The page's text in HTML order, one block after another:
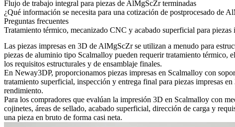
Flujo de trabajo integral para piezas de AlMgScZr terminadas
¿Qué información se necesita para una cotización de postprocesado de
Preguntas frecuentes
Tratamiento térmico, mecanizado CNC y acabado superficial para
Las piezas impresas en 3D de AlMgScZr se utilizan a menudo para
piezas de aluminio tipo Scalmalloy pueden requerir tratamiento térmico,
los requisitos estructurales y de ensamblaje finales.
En Neway3DP, proporcionamos piezas impresas en Scalmalloy con
tratamiento superficial, inspección y entrega final para piezas impresas
rendimiento.
Para los compradores que evalúan la impresión 3D en Scalmalloy con
cojinetes, áreas de sellado, acabado superficial, dirección de carga y
una pieza en bruto de forma casi neta.